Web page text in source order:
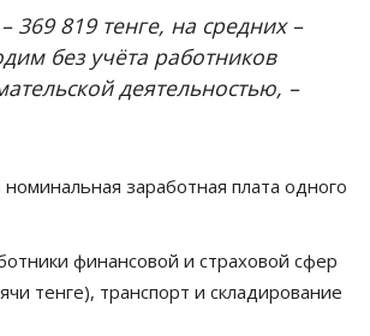
819 тенге, на средних –
без учёта работников
деятельностью, –
заработная плата одного
финансовой и страховой сфер
тенге), транспорт и складирование